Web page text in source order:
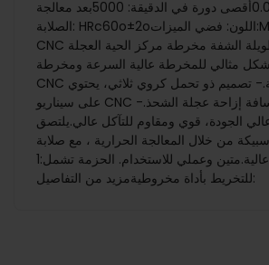
بوصة الدقة: 0.02أقصى دورة في الدقيقة: 5000بعد معالجة
الصلابة: HRc60o±2oاللون: فضي الميزات:MT2 0.02 بوصة
CNC دقة طويلة الشفة مخرطة مركز الحية العجلة
مثالي للمخرطة عالية السرعة ومخرطة
CNC لتحقيق الدقة العالية.- تصميم ذو تحمل كروي ثلاثي، يحتوي
على سيناريو CNC ممدود لتحسين مسافة إزاحة عجلة الشحذ.-
الجودة، قوي ومقاوم للتآكل عالي.يلتصق
من خلال المعالجة الحرارية ، مع صلابة
ومتانة عالية.متين وعملي للاستخدام. الحزمة تشمل:1 x مركز حي
للتخريط بأداة مخروطيةمزيد من التفاصيل: